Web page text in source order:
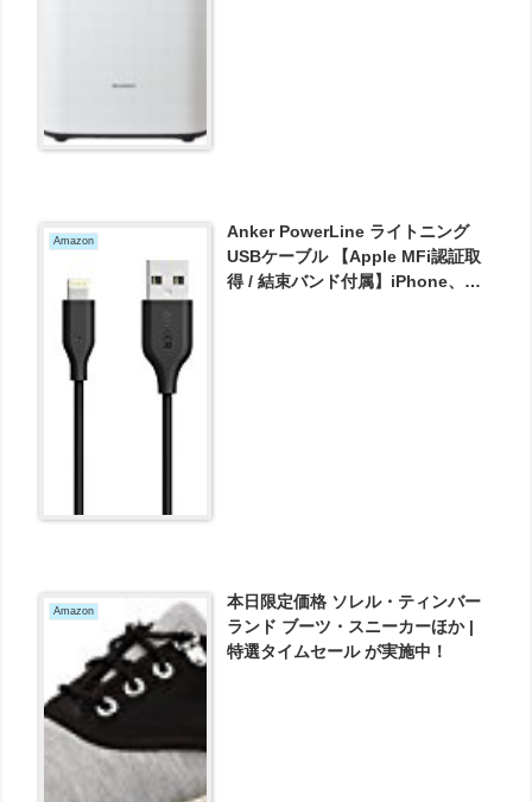
Amazon
Anker PowerLine ライトニング
USBケーブル 【Apple MFi認証取
得 / 結束バンド付属】iPhone、
Amazon
本日限定価格 ソレル・ティンバー
ランド ブーツ・スニーカーほか |
特選タイムセール が実施中！